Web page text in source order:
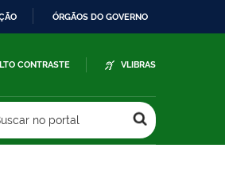
ÓRGÃOS DO GOVERNO
CONTRASTE VLIBRAS
no portal